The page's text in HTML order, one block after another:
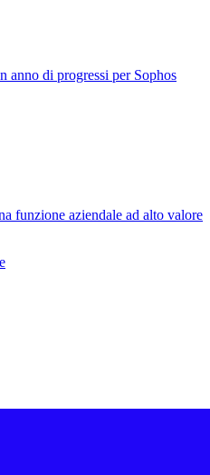
anno di progressi per Sophos
funzione aziendale ad alto valore